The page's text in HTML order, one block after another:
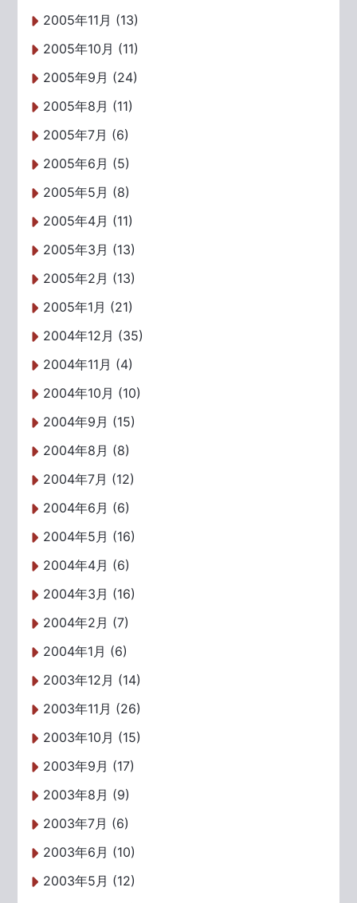
2005年11月 (13)
2005年10月 (11)
2005年9月 (24)
2005年8月 (11)
2005年7月 (6)
2005年6月 (5)
2005年5月 (8)
2005年4月 (11)
2005年3月 (13)
2005年2月 (13)
2005年1月 (21)
2004年12月 (35)
2004年11月 (4)
2004年10月 (10)
2004年9月 (15)
2004年8月 (8)
2004年7月 (12)
2004年6月 (6)
2004年5月 (16)
2004年4月 (6)
2004年3月 (16)
2004年2月 (7)
2004年1月 (6)
2003年12月 (14)
2003年11月 (26)
2003年10月 (15)
2003年9月 (17)
2003年8月 (9)
2003年7月 (6)
2003年6月 (10)
2003年5月 (12)